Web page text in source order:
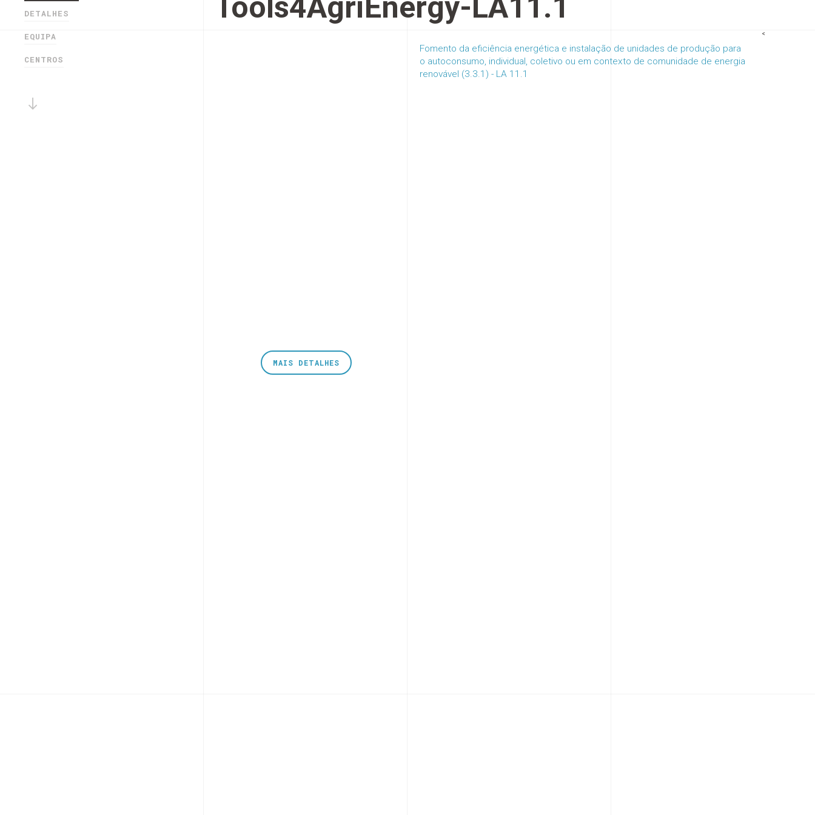
Tools4AgriEnergy-LA11.1
MAIS DETALHES
Fomento da eficiência energética e instalação de unidades de produção para
o autoconsumo, individual, coletivo ou em contexto de comunidade de energia
renovável (3.3.1) - LA 11.1
<
DETALHES
EQUIPA
CENTROS